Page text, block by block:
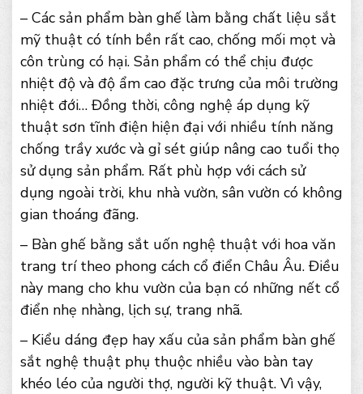
– Các sản phẩm bàn ghế làm bằng chất liệu sắt
mỹ thuật có tính bền rất cao, chống mối mọt và
côn trùng có hại. Sản phẩm có thể chịu được
nhiệt độ và độ ẩm cao đặc trưng của môi trường
nhiệt đới… Đồng thời, công nghệ áp dụng kỹ
thuật sơn tĩnh điện hiện đại với nhiều tính năng
chống trầy xước và gỉ sét giúp nâng cao tuổi thọ
sử dụng sản phẩm. Rất phù hợp với cách sử
dụng ngoài trời, khu nhà vườn, sân vườn có không
gian thoáng đãng.
– Bàn ghế bằng sắt uốn nghệ thuật với hoa văn
trang trí theo phong cách cổ điển Châu Âu. Điều
này mang cho khu vườn của bạn có những nết cổ
điển nhẹ nhàng, lịch sự, trang nhã.
– Kiểu dáng đẹp hay xấu của sản phẩm bàn ghế
sắt nghệ thuật phụ thuộc nhiều vào bàn tay
khéo léo của người thợ, người kỹ thuật. Vì vậy,